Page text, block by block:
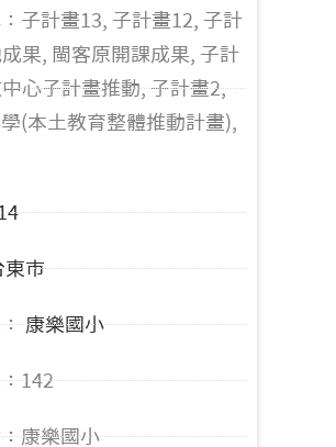
子計畫13, 子計畫12, 子計
果, 閩客原開課成果, 子計
心子計畫推動, 子計畫2,
(本土教育整體推動計畫),
東市
康樂國小
142
康樂國小